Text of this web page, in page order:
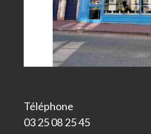
Téléphone
03 25 08 25 45